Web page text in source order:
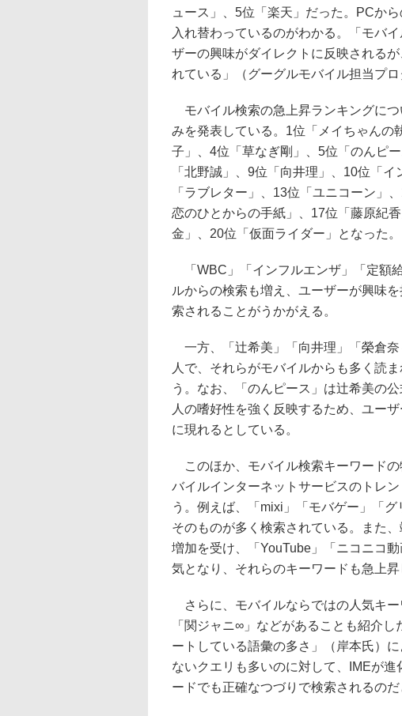
ュース」、5位「楽天」だった。PCか
入れ替わっているのがわかる。「モバ
ザーの興味がダイレクトに反映される
れている」（グーグルモバイル担当プ
モバイル検索の急上昇ランキングに
みを発表している。1位「メイちゃんの
子」、4位「草なぎ剛」、5位「のんピ
「北野誠」、9位「向井理」、10位「
「ラブレター」、13位「ユニコーン」
恋のひとからの手紙」、17位「藤原紀
金」、20位「仮面ライダー」となった。
「WBC」「インフルエンザ」「定額
ルからの検索も増え、ユーザーが興味
索されることがうかがえる。
一方、「辻希美」「向井理」「榮倉
人で、それらがモバイルからも多く読
う。なお、「のんピース」は辻希美の
人の嗜好性を強く反映するため、ユー
に現れるとしている。
このほか、モバイル検索キーワード
バイルインターネットサービスのトレ
う。例えば、「mixi」「モバゲー」「
そのものが多く検索されている。また
増加を受け、「YouTube」「ニコニコ
気となり、それらのキーワードも急上昇
さらに、モバイルならではの人気キー
「関ジャニ∞」などがあることも紹介
ートしている語彙の多さ」（岸本氏）
ないクエリも多いのに対して、IMEが
ードでも正確なつづりで検索されるのだ